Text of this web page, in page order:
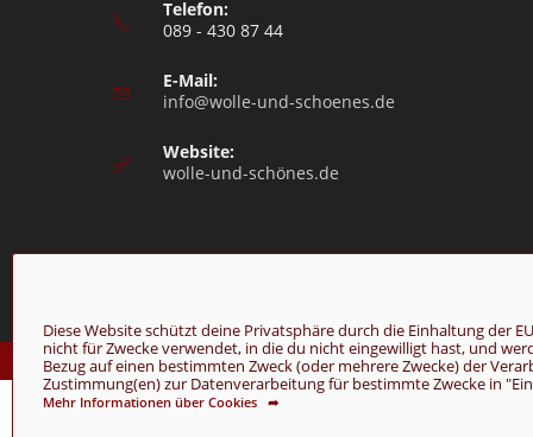
Diese Website schützt deine Privatsphäre durch die Einhaltung der
nicht für Zwecke verwendet, in die du nicht eingewilligt hast, und
Bezug auf einen bestimmten Zweck (oder mehrere Zwecke) der
Zustimmung(en) zur Datenverarbeitung für bestimmte Zwecke in
Mehr Informationen über Cookies ➦
Telefon:
089 - 430 87 44
E-Mail:
info@wolle-und-schoenes.de
Website:
wolle-und-schönes.de
© Copyright 2026 - Wolle & Schönes